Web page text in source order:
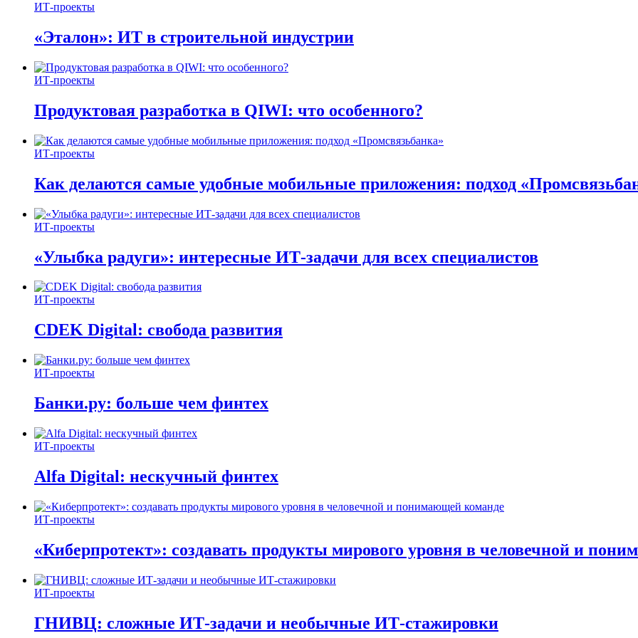
ИТ-проекты
«Эталон»: ИТ в строительной индустрии
ИТ-проекты
Продуктовая разработка в QIWI: что особенного?
ИТ-проекты
Как делаются самые удобные мобильные приложения: подход
ИТ-проекты
«Улыбка радуги»: интересные ИТ-задачи для всех специалистов
ИТ-проекты
CDEK Digital: свобода развития
ИТ-проекты
Банки.ру: больше чем финтех
ИТ-проекты
Alfa Digital: нескучный финтех
ИТ-проекты
«Киберпротект»: создавать продукты мирового уровня в человечной и
ИТ-проекты
ГНИВЦ: сложные ИТ‑задачи и необычные ИТ‑стажировки